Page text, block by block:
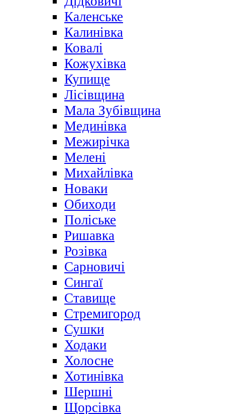
Каленське
Калинівка
Ковалі
Кожухівка
Купище
Лісівщина
Мала Зубівщина
Мединівка
Межирічка
Мелені
Михайлівка
Новаки
Обиходи
Поліське
Ришавка
Розівка
Сарновичі
Сингаї
Ставище
Стремигород
Сушки
Ходаки
Холосне
Хотинівка
Шершні
Щорсівка